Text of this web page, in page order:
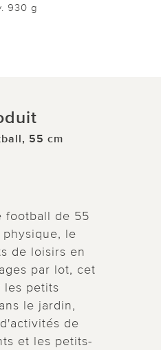
930 g
55 cm
football de 55
le
de loisirs en
par lot, cet
les petits
le jardin,
de
et les petits-